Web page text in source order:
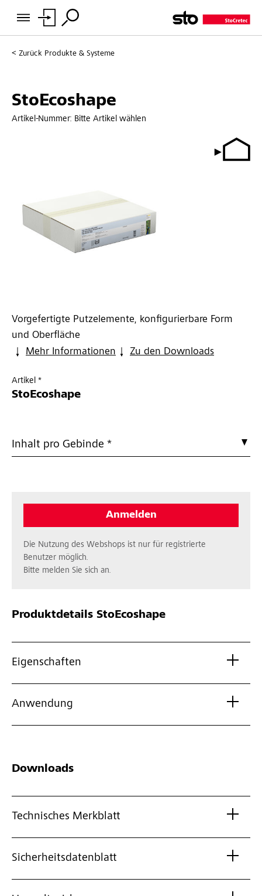
Zurück Produkte & Systeme
StoEcoshape
Artikel-Nummer: Bitte Artikel wählen
Vorgefertigte Putzelemente, konfigurierbare Form
und Oberfläche
Mehr Informationen
Zu den Downloads
Artikel *
StoEcoshape
Inhalt pro Gebinde *
Anmelden
Die Nutzung des Webshops ist nur für registrierte
Benutzer möglich.
Bitte melden Sie sich an.
Produktdetails StoEcoshape
Eigenschaften
Anwendung
Downloads
Technisches Merkblatt
Sicherheitsdatenblatt